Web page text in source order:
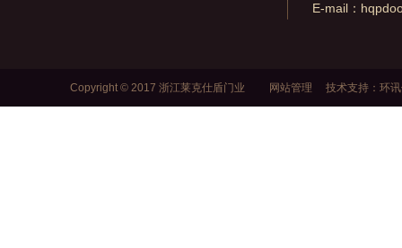
E-mail：
Copyright © 2017 浙江莱克仕盾门业 网站管理 技术支持： 环